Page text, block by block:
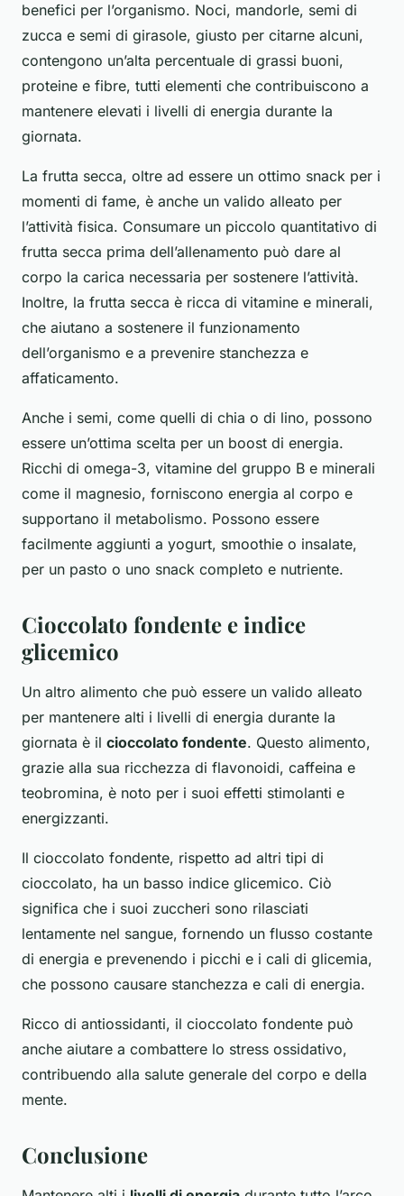
benefici per l’organismo. Noci, mandorle, semi di
zucca e semi di girasole, giusto per citarne alcuni,
contengono un’alta percentuale di grassi buoni,
proteine e fibre, tutti elementi che contribuiscono a
mantenere elevati i livelli di energia durante la
giornata.
La frutta secca, oltre ad essere un ottimo snack per i
momenti di fame, è anche un valido alleato per
l’attività fisica. Consumare un piccolo quantitativo di
frutta secca prima dell’allenamento può dare al
corpo la carica necessaria per sostenere l’attività.
Inoltre, la frutta secca è ricca di vitamine e minerali,
che aiutano a sostenere il funzionamento
dell’organismo e a prevenire stanchezza e
affaticamento.
Anche i semi, come quelli di chia o di lino, possono
essere un’ottima scelta per un boost di energia.
Ricchi di omega-3, vitamine del gruppo B e minerali
come il magnesio, forniscono energia al corpo e
supportano il metabolismo. Possono essere
facilmente aggiunti a yogurt, smoothie o insalate,
per un pasto o uno snack completo e nutriente.
Cioccolato fondente e indice
glicemico
Un altro alimento che può essere un valido alleato
per mantenere alti i livelli di energia durante la
giornata è il cioccolato fondente. Questo alimento,
grazie alla sua ricchezza di flavonoidi, caffeina e
teobromina, è noto per i suoi effetti stimolanti e
energizzanti.
Il cioccolato fondente, rispetto ad altri tipi di
cioccolato, ha un basso indice glicemico. Ciò
significa che i suoi zuccheri sono rilasciati
lentamente nel sangue, fornendo un flusso costante
di energia e prevenendo i picchi e i cali di glicemia,
che possono causare stanchezza e cali di energia.
Ricco di antiossidanti, il cioccolato fondente può
anche aiutare a combattere lo stress ossidativo,
contribuendo alla salute generale del corpo e della
mente.
Conclusione